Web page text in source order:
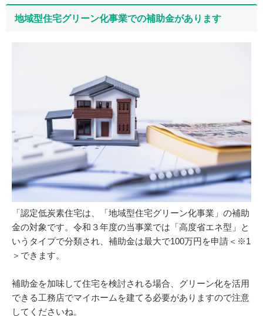
地域型住宅グリーン化事業での補助金があります
「認定低炭素住宅は、「地域型住宅グリーン化事業」の補助
金の対象です。令和３年度の当事業では「高度省エネ型」と
いうタイプで分類され、補助金は最大で100万円を申請＜※1
＞できます。
補助金を加味して住宅を検討される場合、グリーン化を活用
できる工務店でマイホームを建てる必要がありますので注意
してくださいね。